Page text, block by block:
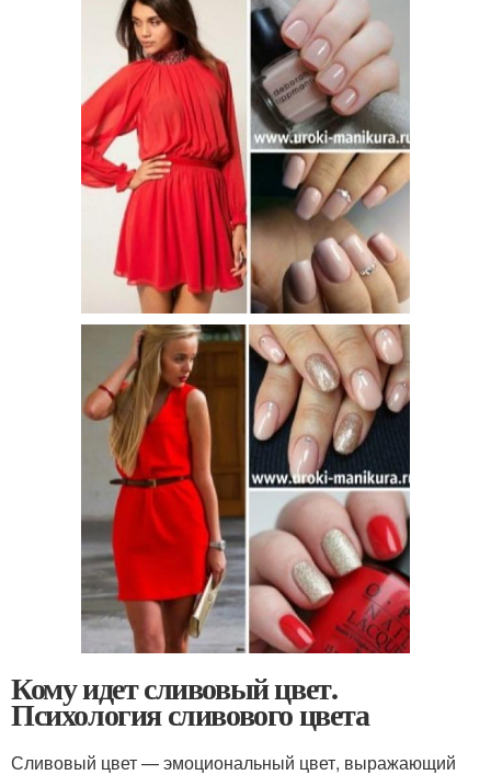
Кому идет сливовый цвет.
Психология сливового цвета
Сливовый цвет — эмоциональный цвет, выражающий